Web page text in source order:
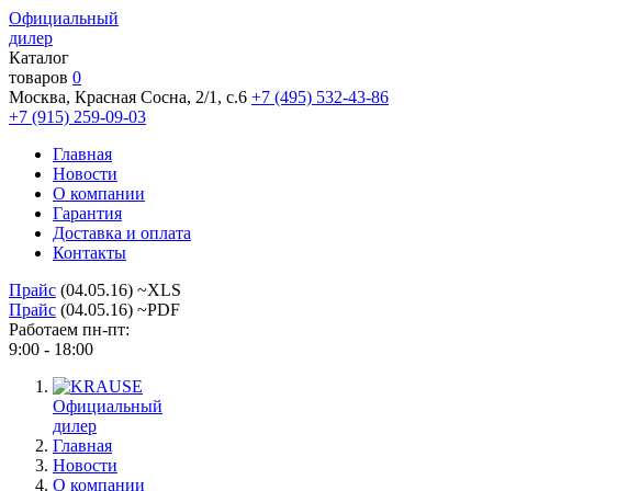
Официальный
дилер
Каталог
товаров 0
Москва, Красная Сосна, 2/1, с.6 +7 (495) 532-43-86
+7 (915) 259-09-03
Главная
Новости
О компании
Гарантия
Доставка и оплата
Контакты
Прайс (04.05.16) ~XLS
Прайс (04.05.16) ~PDF
Работаем пн-пт:
9:00 - 18:00
Официальный
дилер
Главная
Новости
О компании